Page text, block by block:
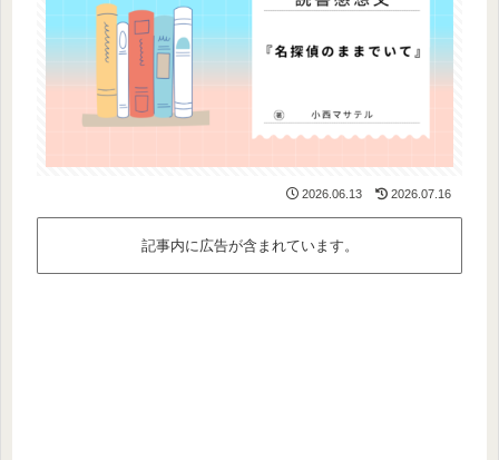
2026.06.13 2026.07.16
記事内に広告が含まれています。